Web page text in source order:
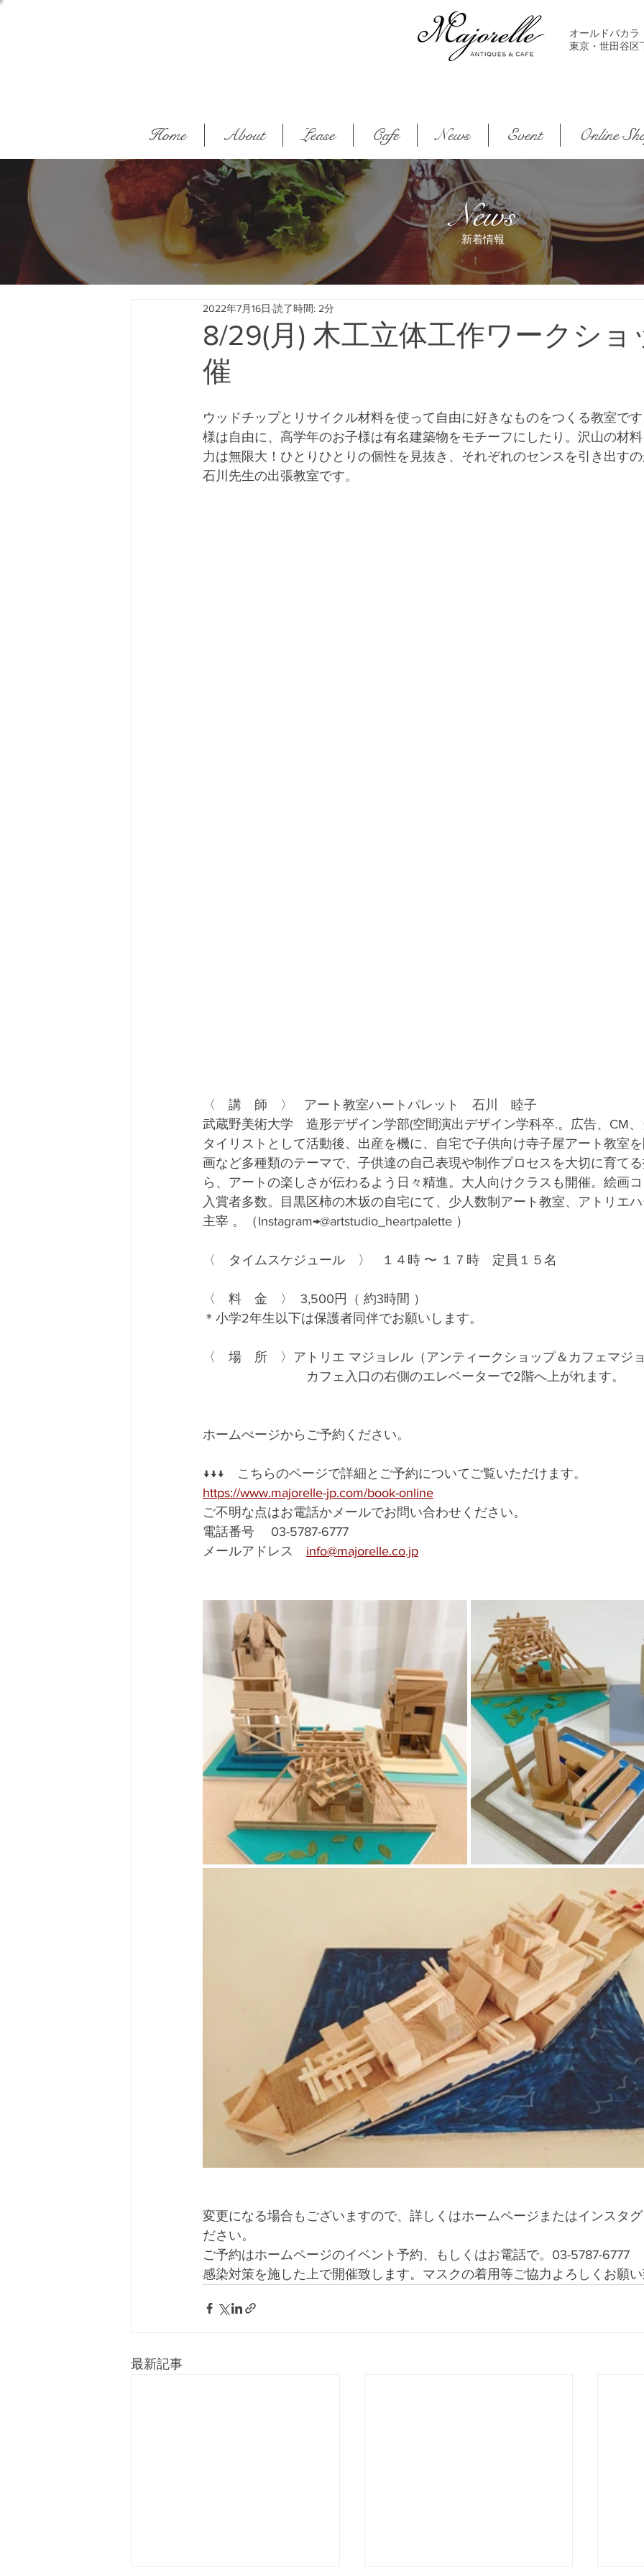
オールドバカラ
東京・世田谷
Home About Lease Cafe News Event Online
News
新着情報
8/29(月) 木工立体工作ワークショ
催
2022年7月16日 読了時間: 2分
ウッドチップとリサイクル材料を使って自由に好きなものをつくる教室で
様は自由に、高学年のお子様は有名建築物をモチーフにしたり。沢山の材
力は無限大！ひとりひとりの個性を見抜き、それぞれのセンスを引き出す
石川先生の出張教室です。
〈　講　師　〉   アート教室ハートパレット　石川　睦子
武蔵野美術大学　造形デザイン学部(空間演出デザイン学科卒.。広告、CM
タイリストとして活動後、出産を機に、自宅で子供向け寺子屋アート教室
画など多種類のテーマで、子供達の自己表現や制作プロセスを大切に育て
ら、アートの楽しさが伝わるよう日々精進。大人向けクラスも開催。絵画コ
入賞者多数。目黒区柿の木坂の自宅にて、少人数制アート教室、アトリエ
主宰 。（Instagram→@artstudio_heartpalette ）
〈　タイムスケジュール　〉   １４時 〜 １７時⁡　定員１５名
〈　料　金　〉  3,500円（ 約3時間 ）
＊小学2年生以下は保護者同伴でお願いします。
〈　場　所　〉アトリエ マジョレル（アンティークショップ＆カフェマジ
カフェ入口の右側のエレベーターで2階へ上がれます。
ホームぺージからご予約ください。
↓↓↓　こちらのページで詳細とご予約についてご覧いただけます。
https://www.majorelle-jp.com/book-online
ご不明な点はお電話かメールでお問い合わせください。
電話番号　 03-5787-6777
メールアドレス info@majorelle.co.jp
変更になる場合もございますので、詳しくはホームページまたはインスタグ
ださい。
ご予約はホームページのイベント予約、もしくはお電話で。03-5787-6777
感染対策を施した上で開催致します。マスクの着用等ご協力よろしくお願い
最新記事